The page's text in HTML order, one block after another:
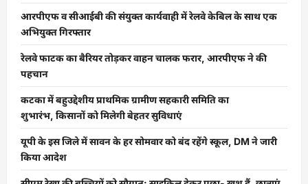
आरपीएफ व सीआईबी की संयुक्त कार्यवाही में रेलवे केबिल के साथ एक
अभियुक्त गिरफ्तार
रेलवे फाटक का बैरियर तोड़कर वाहन चालक फरार, आरपीएफ ने की
पहचान
कटका में बहुउद्देशीय प्राथमिक ग्रामीण सहकारी समिति का
शुभारंभ, किसानों को मिलेगी बेहतर सुविधाएं
यूपी के इस जिले में सावन के हर सोमवार को बंद रहेंगे स्कूल, DM ने जारी
किया आदेश